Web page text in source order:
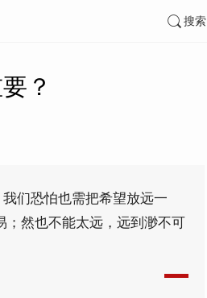
搜索
？
们恐怕也需把希望放远一
；然也不能太远，远到渺不可